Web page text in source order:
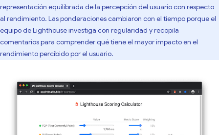
representación equilibrada de la percepción del usuario con respecto
al rendimiento. Las ponderaciones cambiaron con el tiempo porque el
equipo de Lighthouse investiga con regularidad y recopila
comentarios para comprender qué tiene el mayor impacto en el
rendimiento percibido por el usuario.